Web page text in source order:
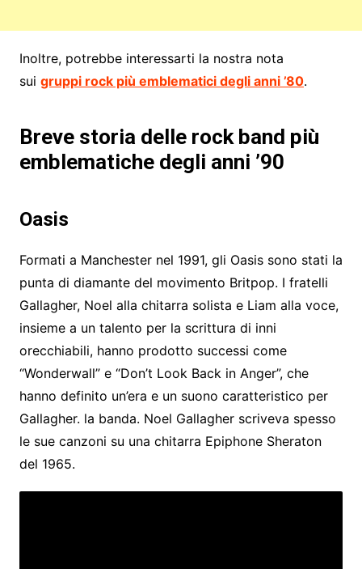
Inoltre, potrebbe interessarti la nostra nota
sui gruppi rock più emblematici degli anni ’80.
Breve storia delle rock band più
emblematiche degli anni ’90
Oasis
Formati a Manchester nel 1991, gli Oasis sono stati la
punta di diamante del movimento Britpop. I fratelli
Gallagher, Noel alla chitarra solista e Liam alla voce,
insieme a un talento per la scrittura di inni
orecchiabili, hanno prodotto successi come
“Wonderwall” e “Don’t Look Back in Anger”, che
hanno definito un’era e un suono caratteristico per
Gallagher. la banda. Noel Gallagher scriveva spesso
le sue canzoni su una chitarra Epiphone Sheraton
del 1965.